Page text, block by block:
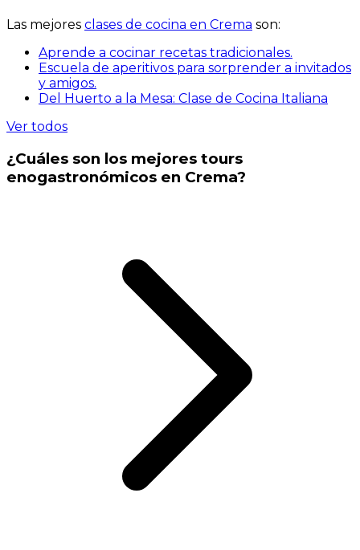
Las mejores clases de cocina en Crema son:
Aprende a cocinar recetas tradicionales.
Escuela de aperitivos para sorprender a invitados
y amigos.
Del Huerto a la Mesa: Clase de Cocina Italiana
Ver todos
¿Cuáles son los mejores tours
enogastronómicos en Crema?